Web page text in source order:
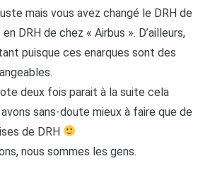
mais vous avez changé le DRH de
DRH de chez « Airbus ». D’ailleurs,
puisque ces enarques sont des
deux fois parait à la suite cela
avons sans-doute mieux à faire que de
de DRH
nous sommes les gens.